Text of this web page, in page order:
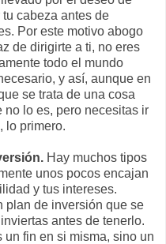
cabeza antes de
Por este motivo abogo
de dirigirte a ti, no eres
todo el mundo
y así, aunque en
se trata de una cosa
no lo es, pero necesitas ir
lo primero.
Hay muchos tipos
unos pocos encajan
y tus intereses.
plan de inversión que se
antes de tenerlo.
fin en si misma, sino un